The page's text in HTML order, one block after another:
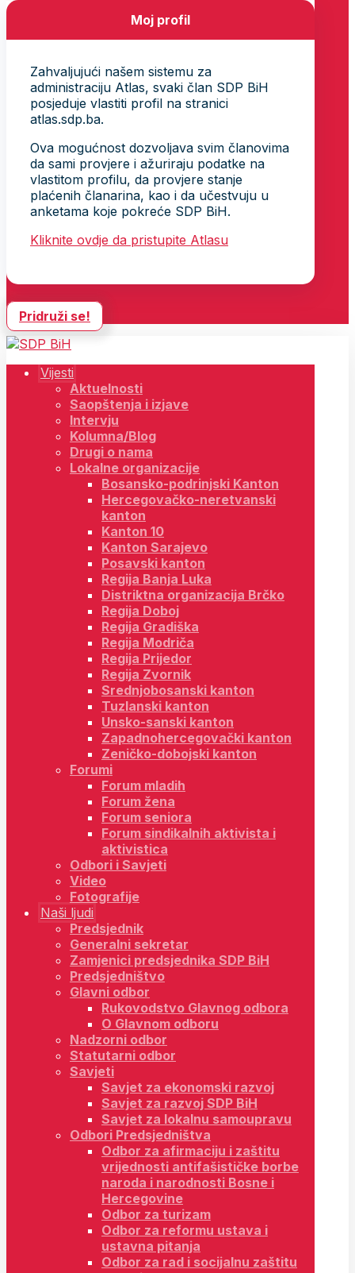
Moj profil
Zahvaljujući našem sistemu za
administraciju Atlas, svaki član SDP BiH
posjeduje vlastiti profil na stranici
atlas.sdp.ba.
Ova mogućnost dozvoljava svim članovima
da sami provjere i ažuriraju podatke na
vlastitom profilu, da provjere stanje
plaćenih članarina, kao i da učestvuju u
anketama koje pokreće SDP BiH.
Kliknite ovdje da pristupite Atlasu
Pridruži se!
Vijesti
Aktuelnosti
Saopštenja i izjave
Intervju
Kolumna/Blog
Drugi o nama
Lokalne organizacije
Bosansko-podrinjski Kanton
Hercegovačko-neretvanski
kanton
Kanton 10
Kanton Sarajevo
Posavski kanton
Regija Banja Luka
Distriktna organizacija Brčko
Regija Doboj
Regija Gradiška
Regija Modriča
Regija Prijedor
Regija Zvornik
Srednjobosanski kanton
Tuzlanski kanton
Unsko-sanski kanton
Zapadnohercegovački kanton
Zeničko-dobojski kanton
Forumi
Forum mladih
Forum žena
Forum seniora
Forum sindikalnih aktivista i
aktivistica
Odbori i Savjeti
Video
Fotografije
Naši ljudi
Predsjednik
Generalni sekretar
Zamjenici predsjednika SDP BiH
Predsjedništvo
Glavni odbor
Rukovodstvo Glavnog odbora
O Glavnom odboru
Nadzorni odbor
Statutarni odbor
Savjeti
Savjet za ekonomski razvoj
Savjet za razvoj SDP BiH
Savjet za lokalnu samoupravu
Odbori Predsjedništva
Odbor za afirmaciju i zaštitu
vrijednosti antifašističke borbe
naroda i narodnosti Bosne i
Hercegovine
Odbor za turizam
Odbor za reformu ustava i
ustavna pitanja
Odbor za rad i socijalnu zaštitu